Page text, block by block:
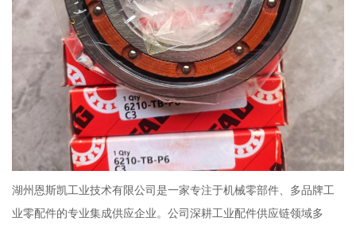
湖州恩斯凯工业技术有限公司是一家专注于机械零部件、多品牌工
业零配件的专业集成供应企业。公司深耕工业配件供应链领域多